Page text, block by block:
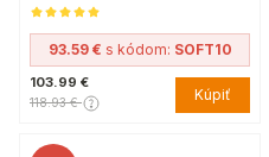
93.59 € s kódom: SOFT10
103.99 €
118.93 € Kúpiť